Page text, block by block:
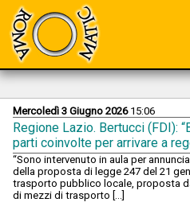
Mercoledì 3 Giugno 202615:06
Regione Lazio. Bertucci (FDI):
parti coinvolte per arrivare a
“Sono intervenuto in aula per
della proposta di legge 247 del 21
trasporto pubblico locale, proposta
di mezzi di trasporto […]